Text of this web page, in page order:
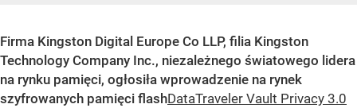
Firma Kingston Digital Europe Co LLP, filia Kingston
Technology Company Inc., niezależnego światowego lidera
na rynku pamięci, ogłosiła wprowadzenie na rynek
szyfrowanych pamięci flashDataTraveler Vault Privacy 3.0